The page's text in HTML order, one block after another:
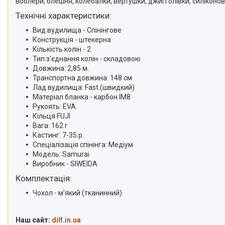
Технічні характеристики:
Вид вудилища - Спінінгове
Конструкція - штекерна
Кількість колін - 2
Тип з'єднання колін - складовою
Довжина: 2,85 м.
Транспортна довжина: 148 см
Лад вудилища: Fast (швидкий)
Матеріал бланка - карбон IM8
Рукоять: EVA
Кільця FUJI
Вага: 162 г
Кастинг: 7-35 р.
Спеціалізація спінінга: Медіум
Модель: Samurai
Виробник - SIWEIDA
Комплектація:
Чохол - м'який (тканинний)
Наш сайт: dilf.in.ua